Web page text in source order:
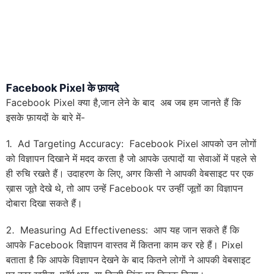
Facebook Pixel के फ़ायदे
Facebook Pixel क्या है,जान लेने के बाद अब जब हम जानते हैं कि
इसके फ़ायदों के बारे में-
1. Ad Targeting Accuracy: Facebook Pixel आपको उन लोगों
को विज्ञापन दिखाने में मदद करता है जो आपके उत्पादों या सेवाओं में पहले से
ही रुचि रखते हैं। उदाहरण के लिए, अगर किसी ने आपकी वेबसाइट पर एक
ख़ास जूते देखे थे, तो आप उन्हें Facebook पर उन्हीं जूतों का विज्ञापन
दोबारा दिखा सकते हैं।
2. Measuring Ad Effectiveness: आप यह जान सकते हैं कि
आपके Facebook विज्ञापन वास्तव में कितना काम कर रहे हैं। Pixel
बताता है कि आपके विज्ञापन देखने के बाद कितने लोगों ने आपकी वेबसाइट